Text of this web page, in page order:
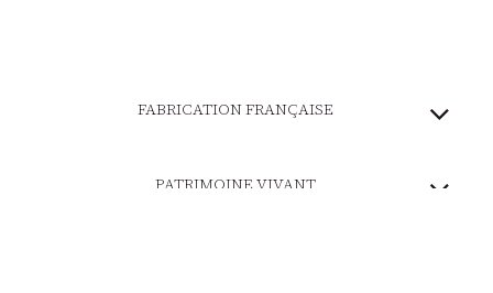
FABRICATION FRANÇAISE
PATRIMOINE VIVANT